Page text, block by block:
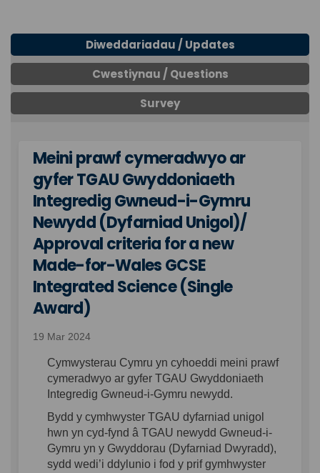
Diweddariadau / Updates
Cwestiynau / Questions
Survey
Meini prawf cymeradwyo ar
gyfer TGAU Gwyddoniaeth
Integredig Gwneud-i-Gymru
Newydd (Dyfarniad Unigol)/
Approval criteria for a new
Made-for-Wales GCSE
Integrated Science (Single
Award)
19 Mar 2024
Cymwysterau Cymru yn cyhoeddi meini prawf
cymeradwyo ar gyfer TGAU Gwyddoniaeth
Integredig Gwneud-i-Gymru newydd.
Bydd y cymhwyster TGAU dyfarniad unigol
hwn yn cyd-fynd â TGAU newydd Gwneud-i-
Gymru yn y Gwyddorau (Dyfarniad Dwyradd),
sydd wedi’i ddylunio i fod y prif gymhwyster